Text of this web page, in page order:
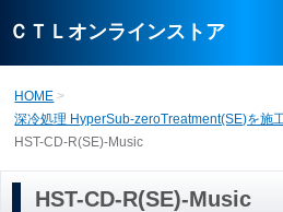
ＣＴＬオンラインストア
HOME
深冷処理 HyperSub-zeroTreatment(SE)を施
HST-CD-R(SE)-Music
HST-CD-R(SE)-Music